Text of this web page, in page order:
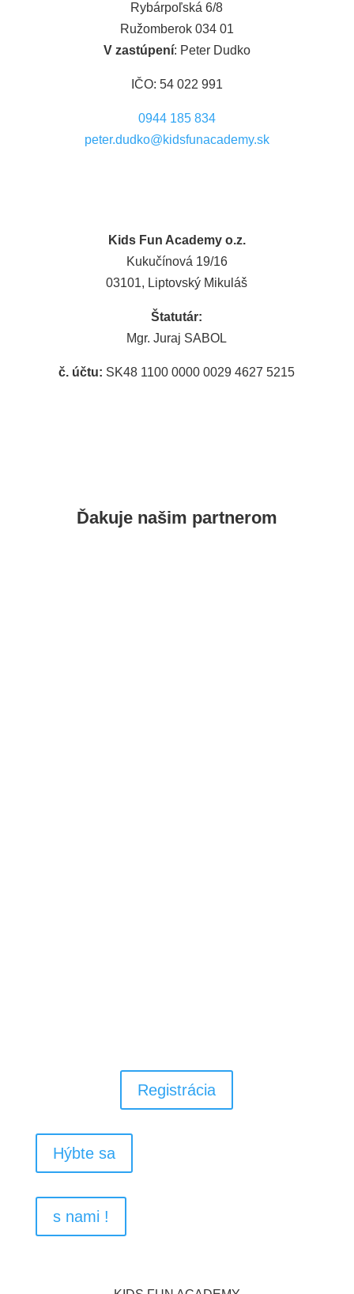
Rybárpoľská 6/8
Ružomberok 034 01
V zastúpení: Peter Dudko
IČO: 54 022 991
0944 185 834
peter.dudko@kidsfunacademy.sk
Kids Fun Academy o.z.
Kukučínová 19/16
03101, Liptovský Mikuláš
Štatutár:
Mgr. Juraj SABOL
č. účtu: SK48 1100 0000 0029 4627 5215
Ďakuje našim partnerom
Registrácia
Hýbte sa
s nami !